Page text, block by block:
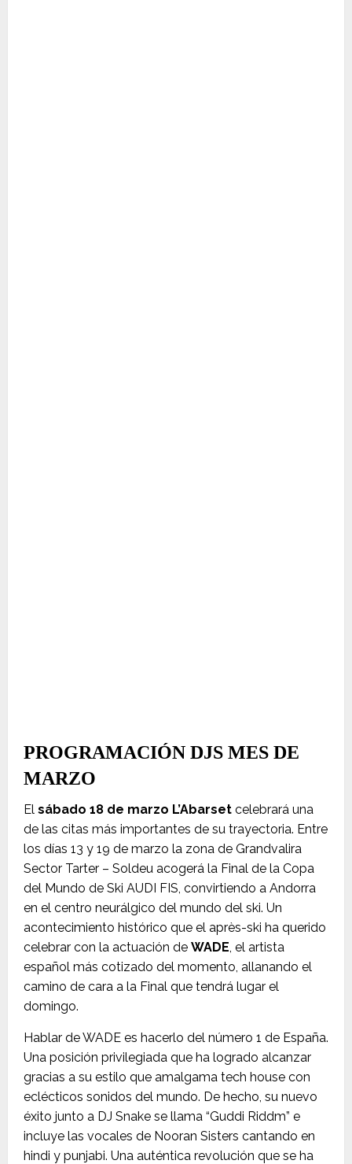
PROGRAMACIÓN DJS MES DE
MARZO
El sábado 18 de marzo L’Abarset celebrará una
de las citas más importantes de su trayectoria. Entre
los días 13 y 19 de marzo la zona de Grandvalira
Sector Tarter – Soldeu acogerá la Final de la Copa
del Mundo de Ski AUDI FIS, convirtiendo a Andorra
en el centro neurálgico del mundo del ski. Un
acontecimiento histórico que el après-ski ha querido
celebrar con la actuación de WADE, el artista
español más cotizado del momento, allanando el
camino de cara a la Final que tendrá lugar el
domingo.
Hablar de WADE es hacerlo del número 1 de España.
Una posición privilegiada que ha logrado alcanzar
gracias a su estilo que amalgama tech house con
eclécticos sonidos del mundo. De hecho, su nuevo
éxito junto a DJ Snake se llama “Guddi Riddm” e
incluye las vocales de Nooran Sisters cantando en
hindi y punjabi. Una auténtica revolución que se ha